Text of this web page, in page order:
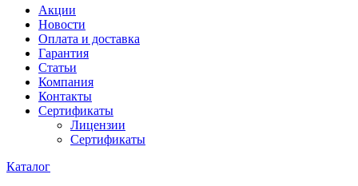
Акции
Новости
Оплата и доставка
Гарантия
Статьи
Компания
Контакты
Сертификаты
Лицензии
Сертификаты
Каталог